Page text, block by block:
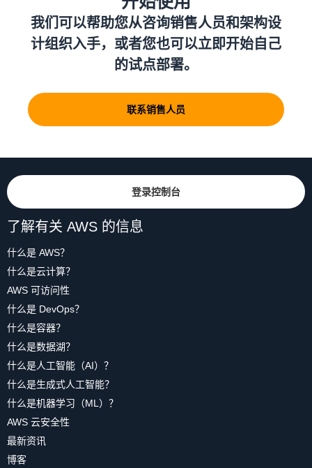
我们可以帮助您从咨询销售人员和架构设
计组织入手，或者您也可以立即开始自己
的试点部署。
联系销售人员
登录控制台
了解有关 AWS 的信息
什么是 AWS？
什么是云计算？
AWS 可访问性
什么是 DevOps？
什么是容器？
什么是数据湖？
什么是人工智能（AI）？
什么是生成式人工智能？
什么是机器学习（ML）？
AWS 云安全性
最新资讯
博客